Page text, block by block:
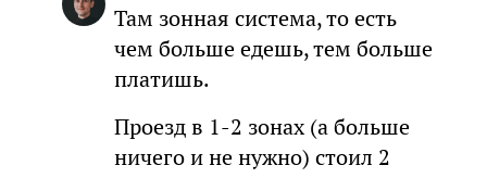
Там зонная система, то есть
чем больше едешь, тем больше
платишь.
Проезд в 1-2 зонах (а больше
ничего и не нужно) стоил 2